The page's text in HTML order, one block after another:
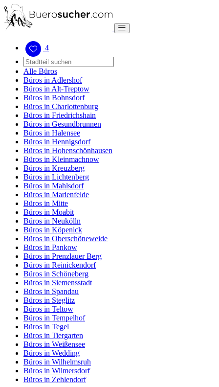
4
Alle Büros
Büros in Adlershof
Büros in Alt-Treptow
Büros in Bohnsdorf
Büros in Charlottenburg
Büros in Friedrichshain
Büros in Gesundbrunnen
Büros in Halensee
Büros in Hennigsdorf
Büros in Hohenschönhausen
Büros in Kleinmachnow
Büros in Kreuzberg
Büros in Lichtenberg
Büros in Mahlsdorf
Büros in Marienfelde
Büros in Mitte
Büros in Moabit
Büros in Neukölln
Büros in Köpenick
Büros in Oberschöneweide
Büros in Pankow
Büros in Prenzlauer Berg
Büros in Reinickendorf
Büros in Schöneberg
Büros in Siemensstadt
Büros in Spandau
Büros in Steglitz
Büros in Teltow
Büros in Tempelhof
Büros in Tegel
Büros in Tiergarten
Büros in Weißensee
Büros in Wedding
Büros in Wilhelmsruh
Büros in Wilmersdorf
Büros in Zehlendorf